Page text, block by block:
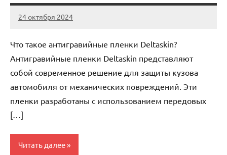
24 октября 2024
Avtor
Нет
Что такое антигравийные пленки Deltaskin?
Антигравийные пленки Deltaskin представляют
собой современное решение для защиты кузова
автомобиля от механических повреждений. Эти
пленки разработаны с использованием передовых
[…]
Читать далее